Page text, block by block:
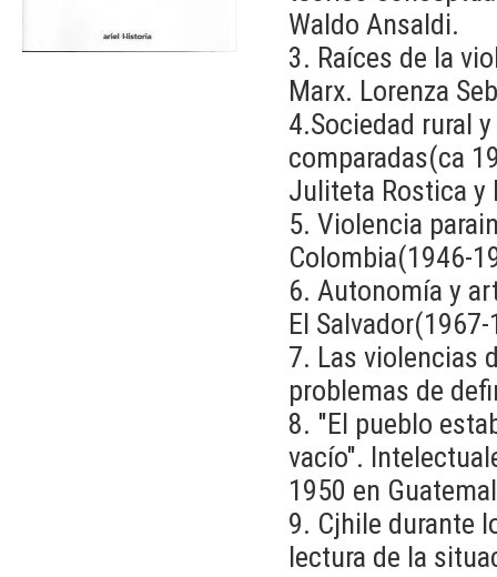
Waldo Ansaldi.
3. Raíces de la
Marx. Lorenza
4.Sociedad rural
comparadas(ca
Juliteta Rostica y
5. Violencia
Colombia(1946-
6. Autonomía y
El
7. Las violencias
problemas de
8. "El pueblo
vacío".
1950 en
9. Cjhile durante
lectura de la